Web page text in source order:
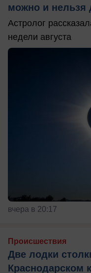
можно и нельзя
Астролог
недели августа
вчера в 20:17
Происшествия
Две лодки
Краснодарском